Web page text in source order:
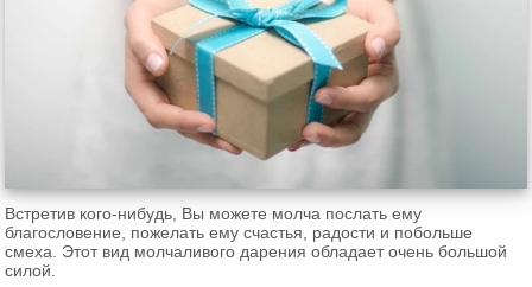
непослушным детям. В некоторых частях Австрии,
Баварии, Южного Тироля, Словении и Хорватии
Николая сопровождает Крампус - устрашающая
фигура, раздающая угольки и связки березовых
веток. В странах Восточной Европы существует
легенда, будто Николая сопровождают ангелы и
дети, а где - озорники.
Покровитель морей
Встретив кого-нибудь, Вы можете молча послать ему
благословение, пожелать ему счастья, радости и побольше
смеха. Этот вид молчаливого дарения обладает очень большой
силой.